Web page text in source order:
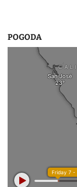
POGODA